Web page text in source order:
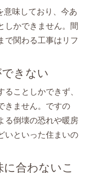
意味しており、今あ
しかできません。間
で関わる工事はリフ
できない
ことしかできず、
きません。ですの
る倒壊の恐れや暖房
いといった住まいの
合わないこ